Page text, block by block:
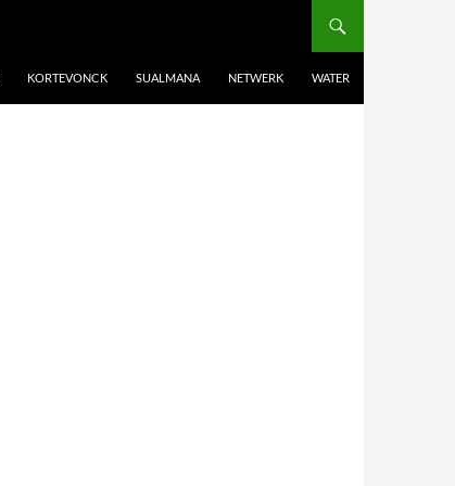
KORTEVONCK SUALMANA NETWERK WATER